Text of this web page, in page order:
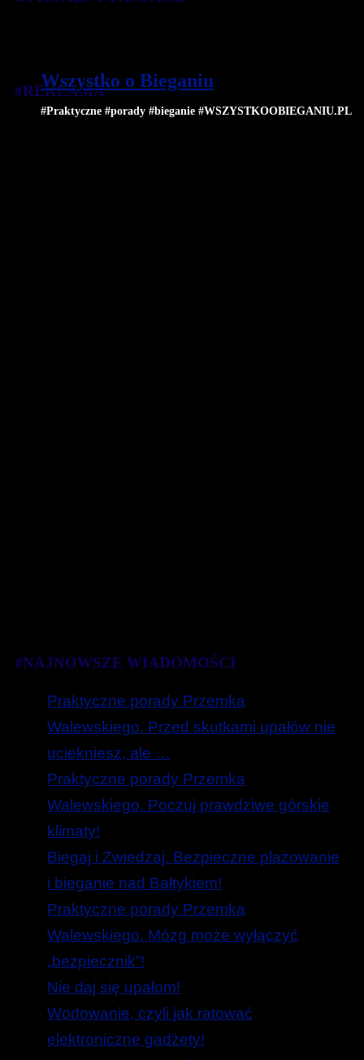
Wszystko o Bieganiu
#Praktyczne #porady #bieganie #WSZYSTKOOBIEGANIU.PL
#REKLAMA
#NAJNOWSZE WIADOMOŚCI
Praktyczne porady Przemka
Walewskiego. Przed skutkami upałów nie
uciekniesz, ale …
Praktyczne porady Przemka
Walewskiego. Poczuj prawdziwe górskie
klimaty!
Biegaj i Zwiedzaj. Bezpieczne plażowanie
i bieganie nad Bałtykiem!
Praktyczne porady Przemka
Walewskiego. Mózg może wyłączyć
„bezpiecznik”!
Nie daj się upałom!
Wodowanie, czyli jak ratować
elektroniczne gadżety!